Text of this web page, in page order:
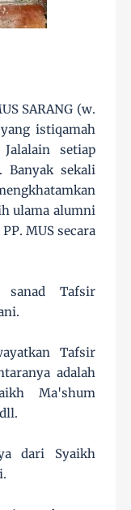
SARANG (w.
istiqamah
setiap
Banyak sekali
ulama alumni
MUS secara
sanad Tafsir
Tafsir
adalah
Ma'shum
dari Syaikh